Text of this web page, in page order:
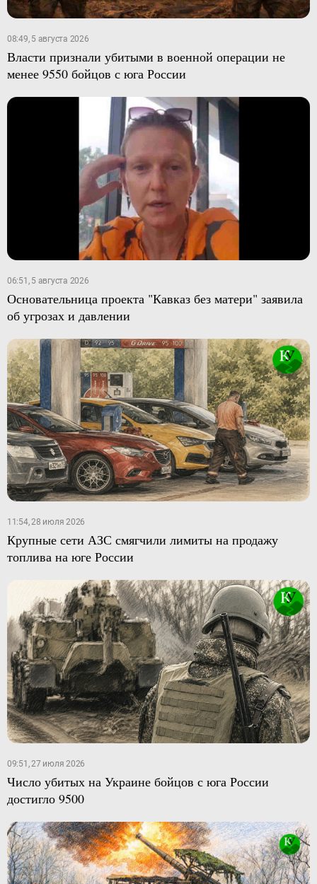
08:49, 5 августа 2026
Власти признали убитыми в военной операции не
менее 9550 бойцов с юга России
06:51, 5 августа 2026
Основательница проекта "Кавказ без матери" заявила
об угрозах и давлении
11:54, 28 июля 2026
Крупные сети АЗС смягчили лимиты на продажу
топлива на юге России
09:51, 27 июля 2026
Число убитых на Украине бойцов с юга России
достигло 9500